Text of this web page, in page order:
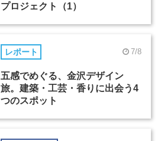
プロジェクト（1）
レポート 7/8
五感でめぐる、金沢デザイン
旅。建築・工芸・香りに出会う4
つのスポット